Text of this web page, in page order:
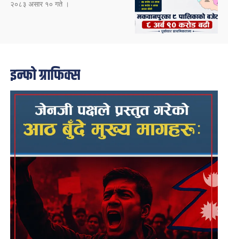
२०८३ असार १० गते ।
इन्फो ग्राफिक्स